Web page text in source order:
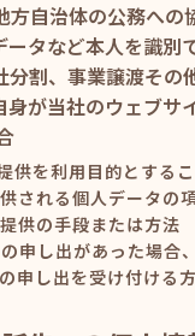
自治体の公務への
タなど本人を識別
割、事業譲渡その
が当社のウェブサ
供を利用目的とする
される個人データの
供の手段または方法
申し出があった場合
申し出を受け付ける